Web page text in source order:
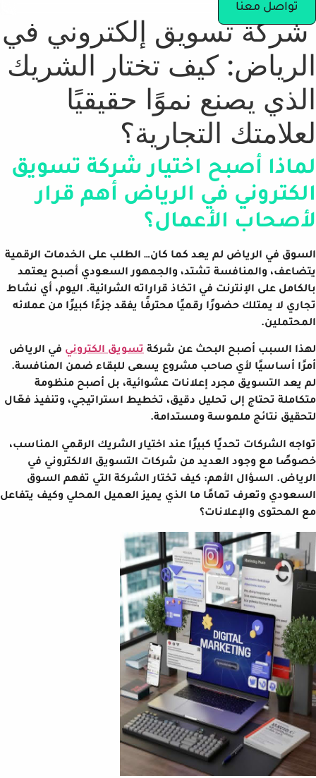
تواصل معنا
شركة تسويق إلكتروني في
الرياض: كيف تختار الشريك
الذي يصنع نموًا حقيقيًا
لعلامتك التجارية؟
لماذا أصبح اختيار شركة تسويق
الكتروني في الرياض أهم قرار
لأصحاب الأعمال؟
السوق في الرياض لم يعد كما كان… الطلب على الخدمات الرقمية
يتضاعف، والمنافسة تشتد، والجمهور السعودي أصبح يعتمد
بالكامل على الإنترنت في اتخاذ قراراته الشرائية. اليوم، أي نشاط
تجاري لا يمتلك حضورًا رقميًا محترفًا يفقد جزءًا كبيرًا من عملائه
المحتملين.
لهذا السبب أصبح البحث عن شركة تسويق الكتروني في الرياض
أمرًا أساسيًا لأي صاحب مشروع يسعى للبقاء ضمن المنافسة.
لم يعد التسويق مجرد إعلانات عشوائية، بل أصبح منظومة
متكاملة تحتاج إلى تحليل دقيق، تخطيط استراتيجي، وتنفيذ فعّال
لتحقيق نتائج ملموسة ومستدامة.
تواجه الشركات تحديًا كبيرًا عند اختيار الشريك الرقمي المناسب،
خصوصًا مع وجود العديد من شركات التسويق الالكتروني في
الرياض. السؤال الأهم: كيف تختار الشركة التي تفهم السوق
السعودي وتعرف تمامًا ما الذي يميز العميل المحلي وكيف يتفاعل
مع المحتوى والإعلانات؟